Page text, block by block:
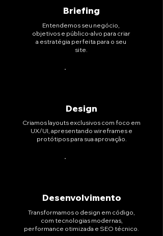
Briefing
Entendemos seu negócio,
objetivos e público-alvo para criar
a estratégia perfeita para o seu
site.
Design
Criamos layouts exclusivos com foco em
UX/UI, apresentando wireframes e
protótipos para sua aprovação.
Desenvolvimento
Transformamos o design em código,
com tecnologias modernas,
performance otimizada e SEO técnico.